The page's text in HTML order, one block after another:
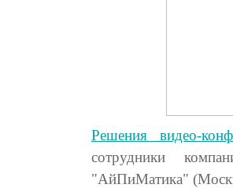
Решения видео-
сотрудники
"АйПиМатика"